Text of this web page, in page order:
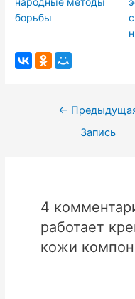
борьбы
Навигация
←
Запись
4
работает
кожи